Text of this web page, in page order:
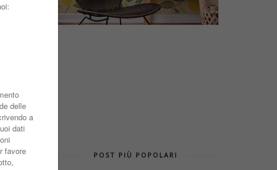
POST PIÙ POPOLARI